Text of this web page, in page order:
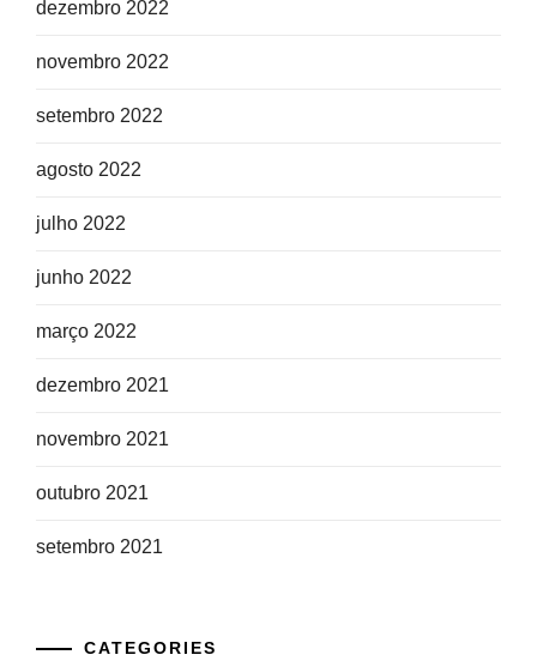
dezembro 2022
novembro 2022
setembro 2022
agosto 2022
julho 2022
junho 2022
março 2022
dezembro 2021
novembro 2021
outubro 2021
setembro 2021
CATEGORIES